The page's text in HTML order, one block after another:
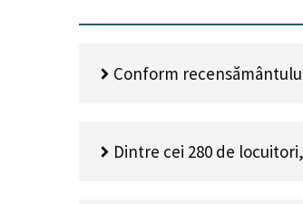
Conform
Dintre cei 280 de locuitori,